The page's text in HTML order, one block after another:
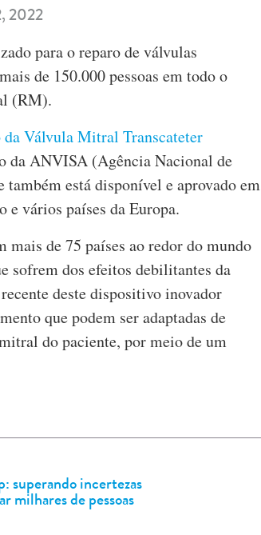
2022
para o reparo de válvulas
de 150.000 pessoas em todo o
(RM).
da Válvula Mitral Transcateter
da ANVISA (Agência Nacional de
está disponível e aprovado em
e vários países da Europa.
mais de 75 países ao redor do mundo
sofrem dos efeitos debilitantes da
deste dispositivo inovador
que podem ser adaptadas de
do paciente, por meio de um
superando incertezas
milhares de pessoas